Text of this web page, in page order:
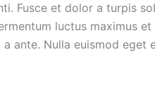
Fusce et dolor a turpis
luctus maximus
ante. Nulla euismod eget